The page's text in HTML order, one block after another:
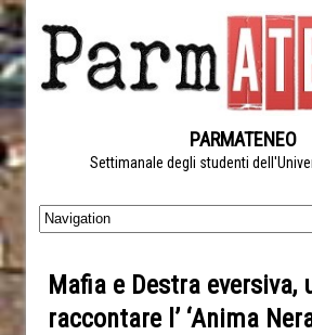
PARMATENEO
Settimanale degli studenti
Mafia e Destra eversiva,
raccontare l’ ‘Anima